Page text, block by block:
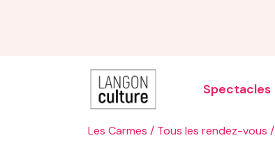
Spectacles
Les Carmes / Tous les rendez-vous /